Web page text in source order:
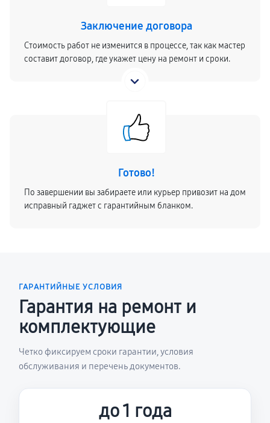
Заключение договора
Стоимость работ не изменится в процессе, так как мастер
составит договор, где укажет цену на ремонт и сроки.
Готово!
По завершении вы забираете или курьер привозит на дом
исправный гаджет с гарантийным бланком.
ГАРАНТИЙНЫЕ УСЛОВИЯ
Гарантия на ремонт и
комплектующие
Четко фиксируем сроки гарантии, условия
обслуживания и перечень документов.
до 1 года